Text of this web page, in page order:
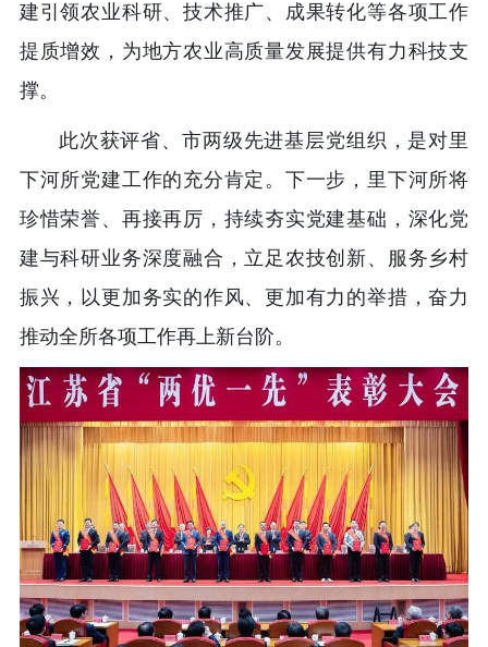
建引领农业科研、技术推广、成果转化等各项工作
提质增效，为地方农业高质量发展提供有力科技支
撑。
此次获评省、市两级先进基层党组织，是对里
下河所党建工作的充分肯定。下一步，里下河所将
珍惜荣誉、再接再厉，持续夯实党建基础，深化党
建与科研业务深度融合，立足农技创新、服务乡村
振兴，以更加务实的作风、更加有力的举措，奋力
推动全所各项工作再上新台阶。